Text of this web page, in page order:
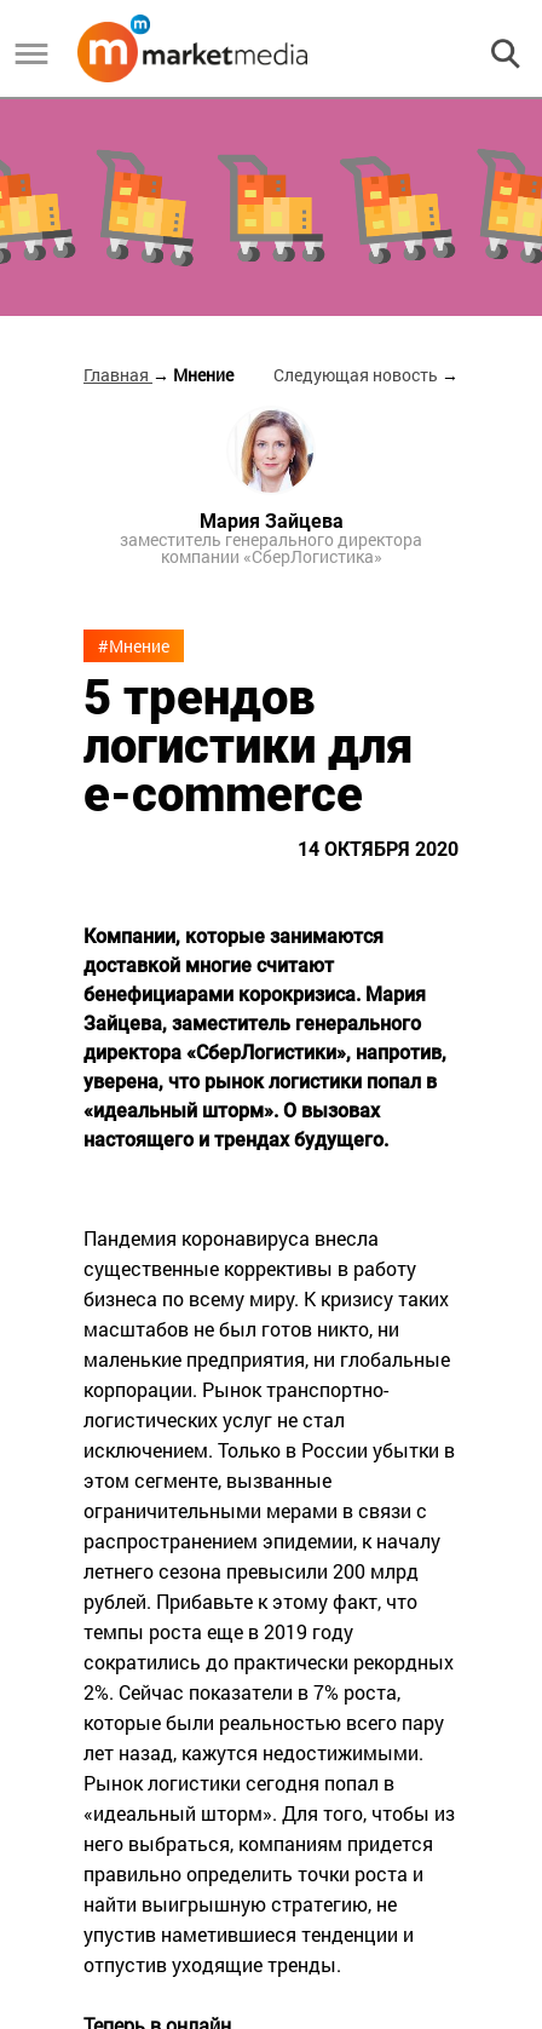
Главная → Мнение Следующая новость →
Мария Зайцева
заместитель генерального директора
компании «СберЛогистика»
#Мнение
5 трендов
логистики для
e-commerce
14 ОКТЯБРЯ 2020
Компании, которые занимаются
доставкой многие считают
бенефициарами корокризиса. Мария
Зайцева, заместитель генерального
директора «СберЛогистики», напротив,
уверена, что рынок логистики попал в
«идеальный шторм». О вызовах
настоящего и трендах будущего.
Пандемия коронавируса внесла
существенные коррективы в работу
бизнеса по всему миру. К кризису таких
масштабов не был готов никто, ни
маленькие предприятия, ни глобальные
корпорации. Рынок транспортно-
логистических услуг не стал
исключением. Только в России убытки в
этом сегменте, вызванные
ограничительными мерами в связи с
распространением эпидемии, к началу
летнего сезона превысили 200 млрд
рублей. Прибавьте к этому факт, что
темпы роста еще в 2019 году
сократились до практически рекордных
2%. Сейчас показатели в 7% роста,
которые были реальностью всего пару
лет назад, кажутся недостижимыми.
Рынок логистики сегодня попал в
«идеальный шторм». Для того, чтобы из
него выбраться, компаниям придется
правильно определить точки роста и
найти выигрышную стратегию, не
упустив наметившиеся тенденции и
отпустив уходящие тренды.